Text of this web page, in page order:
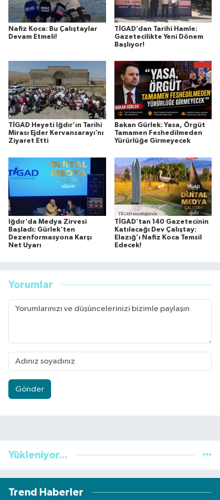
Nafiz Koca: Bu Çalıştaylar
Devam Etmeli!
TİGAD’dan Tarihi Hamle:
Gazetecilikte Yeni Dönem
Başlıyor!
TİGAD Heyeti Iğdır’ın Tarihi
Mirası Ejder Kervansarayı’nı
Ziyaret Etti
Bakan Gürlek: Yasa, Örgüt
Tamamen Feshedilmeden
Yürürlüğe Girmeyecek
Iğdır'da Medya Zirvesi
Başladı: Gürlek'ten
Dezenformasyona Karşı
Net Uyarı
TİGAD’tan 140 Gazetecinin
Katılacağı Dev Çalıştay:
Elazığ’ı Nafiz Koca Temsil
Edecek!
Yorumlar
Gönder
Yükleniyor...
Trend Haberler